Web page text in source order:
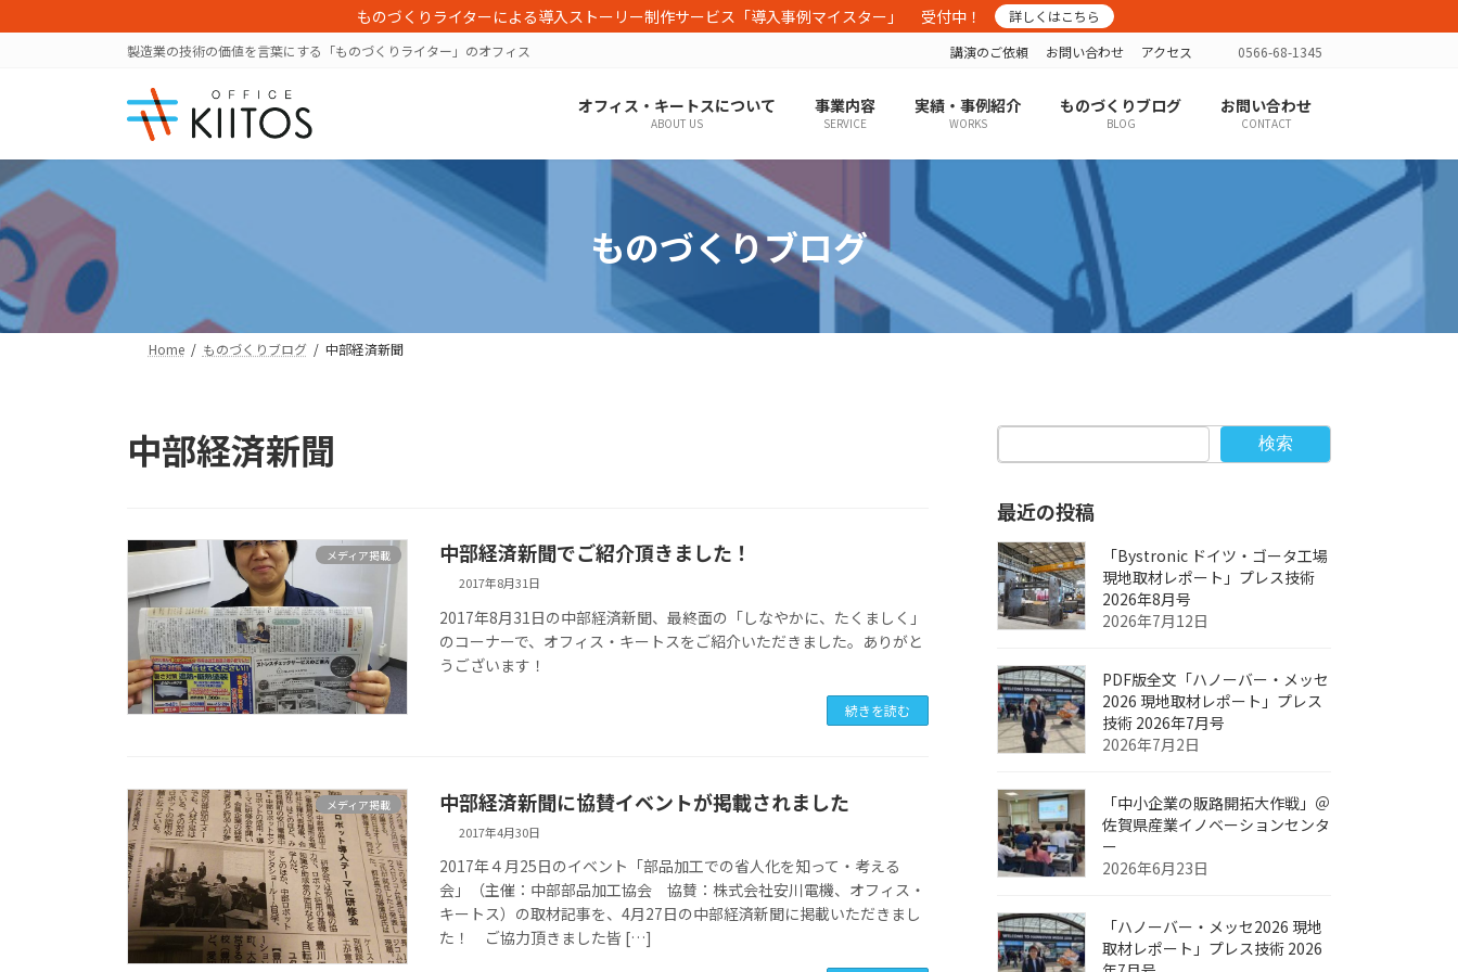
ン
ス
キ
ッ
プ
ビ
ン
に
移
動
ものづくりライターによる導入ストーリー制作サービス「導入事例マイスター」 受付中！
詳しくはこちら
製造業の技術の価値を言葉にする「ものづくりライター」のオフィス
講演のご依頼 お問い合わせ アクセス 0566-68-1345
オフィス・キートスについて
ABOUT US
事業内容
SERVICE
実績・事例紹介
WORKS
ものづくりブログ
BLOG
お問い合わせ
CONTACT
ものづくりブログ
Home ものづくりブログ 中部経済新聞
中部経済新聞
メディア掲載 中部経済新聞でご紹介頂きました！
2017年8月31日
2017年8月31日の中部経済新聞、最終面の「しなやかに、たくましく」
のコーナーで、オフィス・キートスをご紹介いただきました。ありがと
うございます！
続きを読む
メディア掲載 中部経済新聞に協賛イベントが掲載されました
2017年4月30日
2017年４月25日のイベント「部品加工での省人化を知って・考える
会」（主催：中部部品加工協会 協賛：株式会社安川電機、オフィス・
キートス）の取材記事を、4月27日の中部経済新聞に掲載いただきまし
た！ ご協力頂きました皆 […]
検索
最近の投稿
「Bystronic ドイツ・ゴータ工場
現地取材レポート」プレス技術
2026年8月号
2026年7月12日
PDF版全文「ハノーバー・メッセ
2026 現地取材レポート」プレス
技術 2026年7月号
2026年7月2日
「中小企業の販路開拓大作戦」＠
佐賀県産業イノベーションセンタ
ー
2026年6月23日
「ハノーバー・メッセ2026 現地
取材レポート」プレス技術 2026